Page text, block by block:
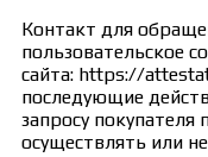
Контакт для
пользовательское
сайта: https://
последующие
запросу
осуществлять или